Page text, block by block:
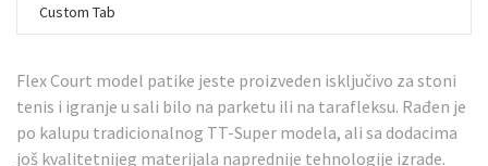
Custom Tab
Flex Court model patike jeste proizveden isključivo za stoni
tenis i igranje u sali bilo na parketu ili na tarafleksu. Rađen je
po kalupu tradicionalnog TT-Super modela, ali sa dodacima
još kvalitetnijeg materijala naprednije tehnologije izrade.